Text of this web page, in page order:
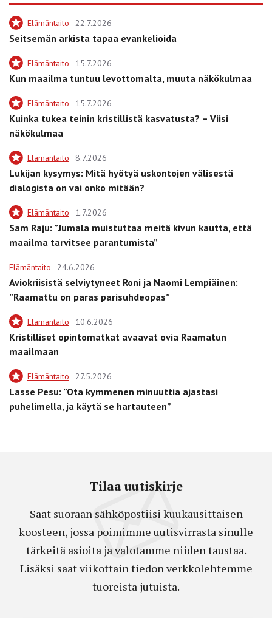
Elämäntaito 22.7.2026
Seitsemän arkista tapaa evankelioida
Elämäntaito 15.7.2026
Kun maailma tuntuu levottomalta, muuta näkökulmaa
Elämäntaito 15.7.2026
Kuinka tukea teinin kristillistä kasvatusta? – Viisi
näkökulmaa
Elämäntaito 8.7.2026
Lukijan kysymys: Mitä hyötyä uskontojen välisestä
dialogista on vai onko mitään?
Elämäntaito 1.7.2026
Sam Raju: ”Jumala muistuttaa meitä kivun kautta, että
maailma tarvitsee parantumista”
Elämäntaito 24.6.2026
Aviokriisistä selviytyneet Roni ja Naomi Lempiäinen:
”Raamattu on paras parisuhdeopas”
Elämäntaito 10.6.2026
Kristilliset opintomatkat avaavat ovia Raamatun
maailmaan
Elämäntaito 27.5.2026
Lasse Pesu: ”Ota kymmenen minuuttia ajastasi
puhelimella, ja käytä se hartauteen”
Tilaa uutiskirje
Saat suoraan sähköpostiisi kuukausittaisen
koosteen, jossa poimimme uutisvirrasta sinulle
tärkeitä asioita ja valotamme niiden taustaa.
Lisäksi saat viikottain tiedon verkkolehtemme
tuoreista jutuista.